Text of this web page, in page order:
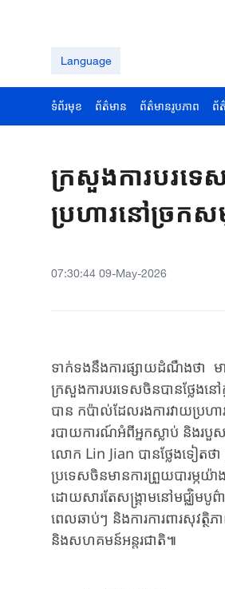
Language
ទំព័រមុខ ព័ត៌មាន ព័ត៌មានរូបភាព ព័
ក្រសួងការបរទេ
ប្រហារនៅច្រកស
07:30:44 09-May-2026
ទាក់ទងនឹងការផ្សាយដំណឹងថា ម
ក្រសួងការបរទេសចិនបានថ្លែង
បាន កប៉ាល់ដែលរងការវាយប្រ
របាយការណ៍អំពីអ្នកស្លាប់ និងរបួ
លោក Lin Jian បានថ្លែងទៀតថា
ប្រទេសចិនមានការព្រួយបារម្ភ
ដោយសារតែសង្គ្រាមនៅមជ្ឈិមបូព៌
ពេលឆាប់ៗ និងការការពារសុវ
និងសហគមន៍អន្តរជាតិ៕